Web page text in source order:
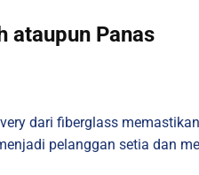
ataupun Panas
dari fiberglass
pelanggan setia dan